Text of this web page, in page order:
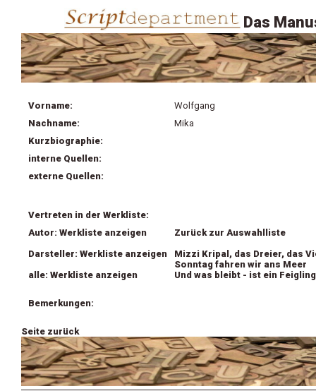
Das
Vorname:
Wolfgang
Nachname:
Mika
Kurzbiographie:
interne Quellen:
externe Quellen:
Vertreten in der Werkliste:
Autor: Werkliste anzeigen
Darsteller: Werkliste anzeigen
alle: Werkliste anzeigen
Zurück zur Auswahlliste
Mizzi Kripal, das Dreier, das
Sonntag fahren wir ans Meer
Und was bleibt - ist ein Feigling
Bemerkungen:
Seite zurück